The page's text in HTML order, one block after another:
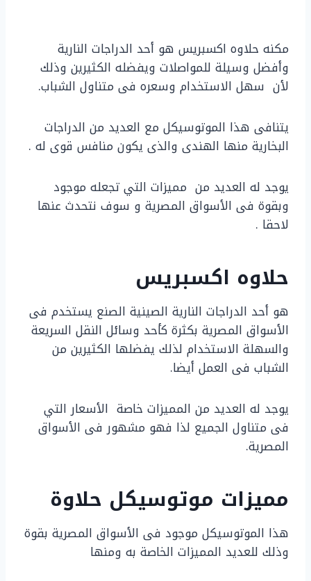
مكنه حلاوه اكسبريس هو أحد الدراجات النارية
وأفضل وسيلة للمواصلات ويفضله الكثيرين وذلك
لأن سهل الاستخدام وسعره فى متناول الشباب.
يتنافى هذا الموتوسيكل مع العديد من الدراجات
البخارية منها الهندى والذى يكون منافس قوى له .
يوجد له العديد من مميزات التي تجعله موجود
وبقوة فى الأسواق المصرية و سوف نتحدث عنها
لاحقا .
حلاوه اكسبريس
هو أحد الدراجات النارية الصينية الصنع يستخدم فى
الأسواق المصرية بكثرة كأحد وسائل النقل السريعة
والسهلة الاستخدام لذلك يفضلها الكثيرين من
الشباب فى العمل أيضا.
يوجد له العديد من المميزات خاصة الأسعار التي
فى متناول الجميع لذا فهو مشهور فى الأسواق
المصرية.
مميزات موتوسيكل حلاوة
هذا الموتوسيكل موجود فى الأسواق المصرية بقوة
وذلك للعديد المميزات الخاصة به ومنها